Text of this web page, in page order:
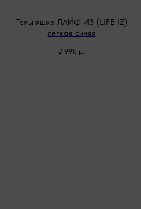
Тельняшка ЛАЙФ ИЗ (LIFE IZ)
легкая синяя
2 990 р.